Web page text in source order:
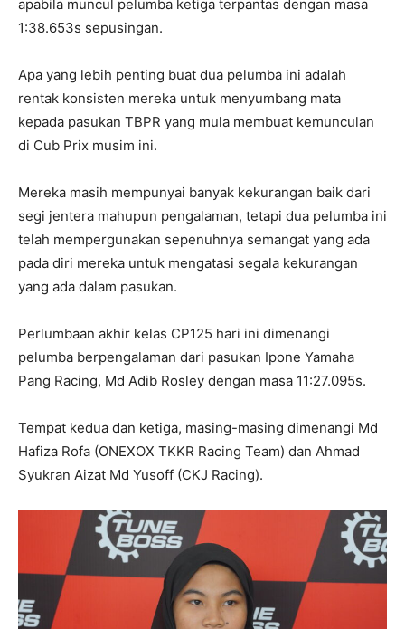
apabila muncul pelumba ketiga terpantas dengan masa
1:38.653s sepusingan.
Apa yang lebih penting buat dua pelumba ini adalah
rentak konsisten mereka untuk menyumbang mata
kepada pasukan TBPR yang mula membuat kemunculan
di Cub Prix musim ini.
Mereka masih mempunyai banyak kekurangan baik dari
segi jentera mahupun pengalaman, tetapi dua pelumba ini
telah mempergunakan sepenuhnya semangat yang ada
pada diri mereka untuk mengatasi segala kekurangan
yang ada dalam pasukan.
Perlumbaan akhir kelas CP125 hari ini dimenangi
pelumba berpengalaman dari pasukan Ipone Yamaha
Pang Racing, Md Adib Rosley dengan masa 11:27.095s.
Tempat kedua dan ketiga, masing-masing dimenangi Md
Hafiza Rofa (ONEXOX TKKR Racing Team) dan Ahmad
Syukran Aizat Md Yusoff (CKJ Racing).